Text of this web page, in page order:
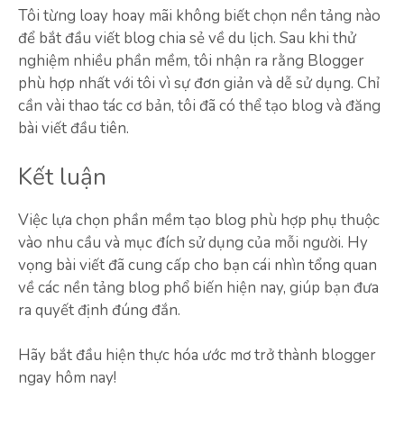
Tôi từng loay hoay mãi không biết chọn nền tảng nào
để bắt đầu viết blog chia sẻ về du lịch. Sau khi thử
nghiệm nhiều phần mềm, tôi nhận ra rằng Blogger
phù hợp nhất với tôi vì sự đơn giản và dễ sử dụng. Chỉ
cần vài thao tác cơ bản, tôi đã có thể tạo blog và đăng
bài viết đầu tiên.
Kết luận
Việc lựa chọn phần mềm tạo blog phù hợp phụ thuộc
vào nhu cầu và mục đích sử dụng của mỗi người. Hy
vọng bài viết đã cung cấp cho bạn cái nhìn tổng quan
về các nền tảng blog phổ biến hiện nay, giúp bạn đưa
ra quyết định đúng đắn.
Hãy bắt đầu hiện thực hóa ước mơ trở thành blogger
ngay hôm nay!